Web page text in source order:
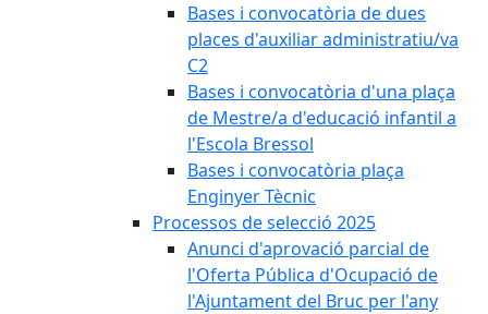
Bases i convocatòria de dues
places d'auxiliar administratiu/va
C2
Bases i convocatòria d'una plaça
de Mestre/a d'educació infantil a
l'Escola Bressol
Bases i convocatòria plaça
Enginyer Tècnic
Processos de selecció 2025
Anunci d'aprovació parcial de
l'Oferta Pública d'Ocupació de
l'Ajuntament del Bruc per l'any